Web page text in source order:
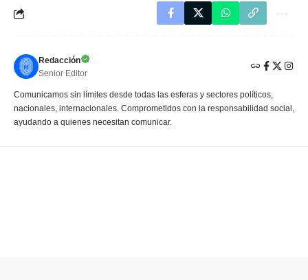
Redacción
Senior Editor
Comunicamos sin límites desde todas las esferas y sectores políticos,
nacionales, internacionales. Comprometidos con la responsabilidad social,
ayudando a quienes necesitan comunicar.